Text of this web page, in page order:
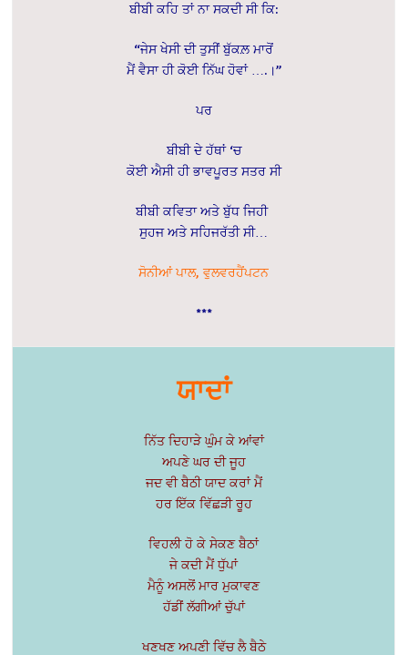
ਬੀਬੀ ਕਹਿ ਤਾਂ ਨਾ ਸਕਦੀ ਸੀ ਕਿ:
“ਜੇਸ ਖੇਸੀ ਦੀ ਤੁਸੀਂ ਬੁੱਕਲ਼ ਮਾਰੋਂ
ਮੈਂ ਵੈਸਾ ਹੀ ਕੋਈ ਨਿੱਘ ਹੋਵਾਂ ….।”
ਪਰ
ਬੀਬੀ ਦੇ ਹੱਥਾਂ ‘ਚ
ਕੋਈ ਐਸੀ ਹੀ ਭਾਵਪੂਰਤ ਸਤਰ ਸੀ
ਬੀਬੀ ਕਵਿਤਾ ਅਤੇ ਬੁੱਧ ਜਿਹੀ
ਸੁਹਜ ਅਤੇ ਸਹਿਜਰੱਤੀ ਸੀ…
ਸੋਨੀਆਂ ਪਾਲ, ਵੁਲਵਰਹੈਂਪਟਨ
***
ਯਾਦਾਂ
ਨਿੱਤ ਦਿਹਾੜੇ ਘੁੰਮ ਕੇ ਆਂਵਾਂ
ਅਪਣੇ ਘਰ ਦੀ ਜੂਹ
ਜਦ ਵੀ ਬੈਠੀ ਯਾਦ ਕਰਾਂ ਮੈਂ
ਹਰ ਇੱਕ ਵਿੱਛੜੀ ਰੂਹ
ਵਿਹਲੀ ਹੋ ਕੇ ਸੇਕਣ ਬੈਠਾਂ
ਜੇ ਕਦੀ ਮੈਂ ਧੁੱਪਾਂ
ਮੈਨੂੰ ਅਸਲੋਂ ਮਾਰ ਮੁਕਾਵਣ
ਹੱਡੀਂ ਲੱਗੀਆਂ ਚੁੱਪਾਂ
ਖਣਖਣ ਅਪਣੀ ਵਿੱਚ ਲੈ ਬੈਠੇ